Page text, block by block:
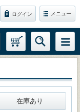
ログイン メニュー
在庫あり